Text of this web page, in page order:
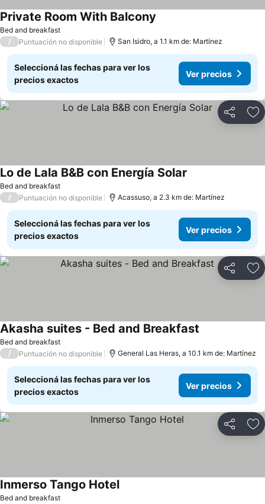
Bed and breakfast
Private Room With Balcony
/ Puntuación no disponible San Isidro, a 1.1 km de: Martínez
Seleccioná las fechas para ver los
precios exactos
Ver precios
Compartir
Bed and breakfast
Lo de Lala B&B con Energía Solar
/ Puntuación no disponible Acassuso, a 2.3 km de: Martínez
Seleccioná las fechas para ver los
precios exactos
Ver precios
Compartir
Bed and breakfast
Akasha suites - Bed and Breakfast
/ Puntuación no disponible General Las Heras, a 10.1 km de: Martínez
Seleccioná las fechas para ver los
precios exactos
Ver precios
Compartir
Bed and breakfast
Inmerso Tango Hotel